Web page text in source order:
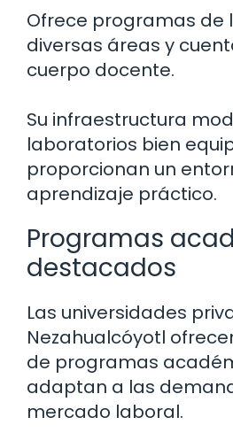
Ofrece programas de
diversas áreas y
cuerpo docente.
Su infraestructura
laboratorios bien
proporcionan un
aprendizaje práctico.
Programas
destacados
Las universidades
Nezahualcóyotl
de programas
adaptan a las
mercado laboral.